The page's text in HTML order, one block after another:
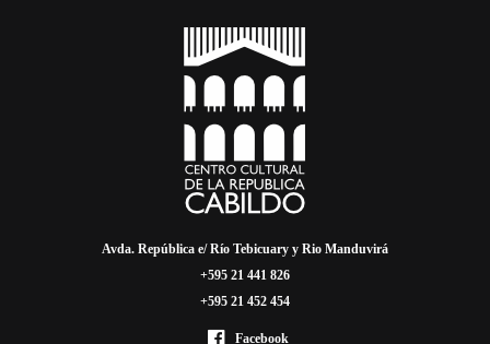
Avda. República e/ Río Tebicuary y Rio Manduvirá
+595 21 441 826
+595 21 452 454
Facebook